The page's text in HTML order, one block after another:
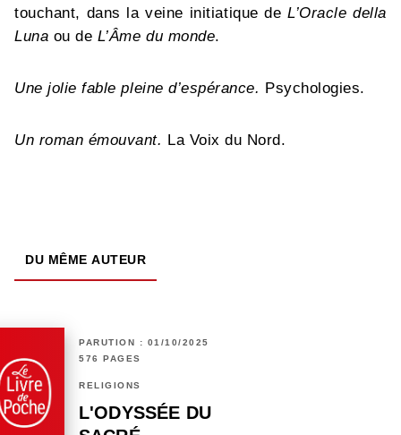
touchant, dans la veine initiatique deL’Oracle della
Luna ou de L’Âme du monde.
Une jolie fable pleine d’espérance. Psychologies.
Un roman émouvant. La Voix du Nord.
DU MÊME AUTEUR
PARUTION : 01/10/2025
576 PAGES
RELIGIONS
L'ODYSSÉE DU